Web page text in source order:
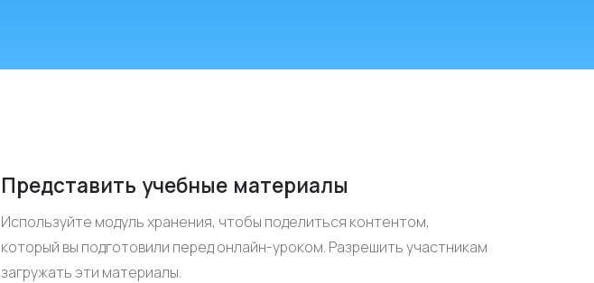
Представить учебные материалы
Используйте модуль хранения, чтобы поделиться контентом,
который вы подготовили перед онлайн-уроком. Разрешить участникам
загружать эти материалы.